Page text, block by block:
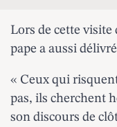
Lors de cette visite
pape a aussi
« Ceux qui
pas, ils cherchent
son discours de